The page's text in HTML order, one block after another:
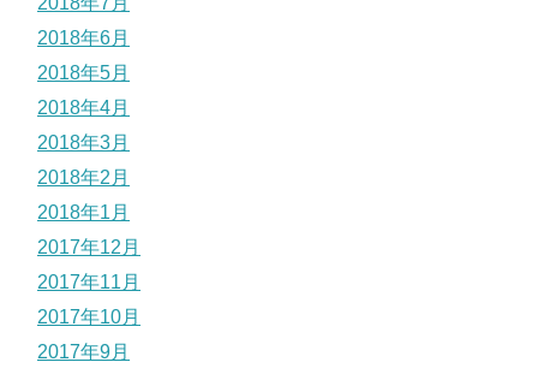
2018年6月
2018年5月
2018年4月
2018年3月
2018年2月
2018年1月
2017年12月
2017年11月
2017年10月
2017年9月